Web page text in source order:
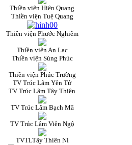
Thiền viện Hiện Quang
Thiền viện Tuệ Quang
Thiền viện Phước Nghiêm
Thiền viện An Lạc
Thiền viện Sùng Phúc
Thiền viện Phúc Trường
TV Trúc Lâm Yên Tử
TV Trúc Lâm Tây Thiên
TV Trúc Lâm Bạch Mã
TV Trúc Lâm Viên Ngộ
TVTLTây Thiên Ni